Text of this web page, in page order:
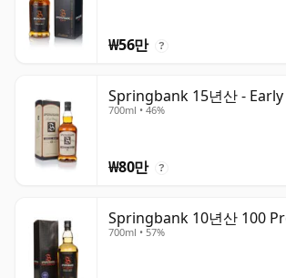
₩56만 ?
Springbank 15년산 - Early
700ml • 46%
₩80만 ?
Springbank 10년산 100
700ml • 57%